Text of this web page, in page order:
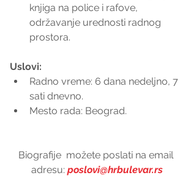
knjiga na police i rafove,
održavanje urednosti radnog
prostora.
Uslovi:
Radno vreme: 6 dana nedeljno, 7
sati dnevno.
Mesto rada: Beograd.
Biografije  možete poslati na email
adresu: poslovi@hrbulevar.rs